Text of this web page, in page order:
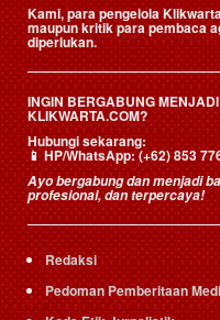
Kami, para pengelola
maupun kritik para pembaca
diperlukan.
INGIN BERGABUNG
KLIKWARTA.COM?
Hubungi sekarang:
📱HP/WhatsApp:(+62) 853
Ayo bergabung dan menjadi
profesional, dan terpercaya!
Redaksi
Pedoman Pemberitaan